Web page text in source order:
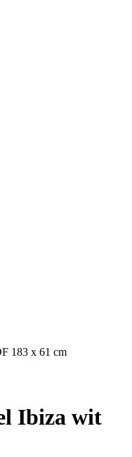
183 x 61 cm
Ibiza wit